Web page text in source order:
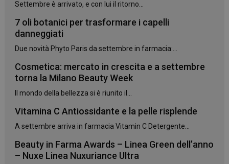
Settembre è arrivato, e con lui il ritorno...
7 oli botanici per trasformare i capelli
danneggiati
Due novità Phyto Paris da settembre in farmacia:...
Cosmetica: mercato in crescita e a settembre
torna la Milano Beauty Week
Il mondo della bellezza si è riunito il...
Vitamina C Antiossidante e la pelle risplende
A settembre arriva in farmacia Vitamin C Detergente...
Beauty in Farma Awards – Linea Green dell’anno
– Nuxe Linea Nuxuriance Ultra